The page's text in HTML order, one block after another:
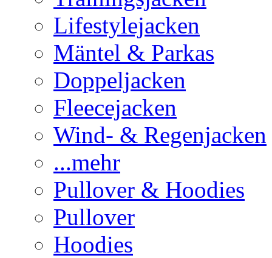
Lifestylejacken
Mäntel & Parkas
Doppeljacken
Fleecejacken
Wind- & Regenjacken
...mehr
Pullover & Hoodies
Pullover
Hoodies